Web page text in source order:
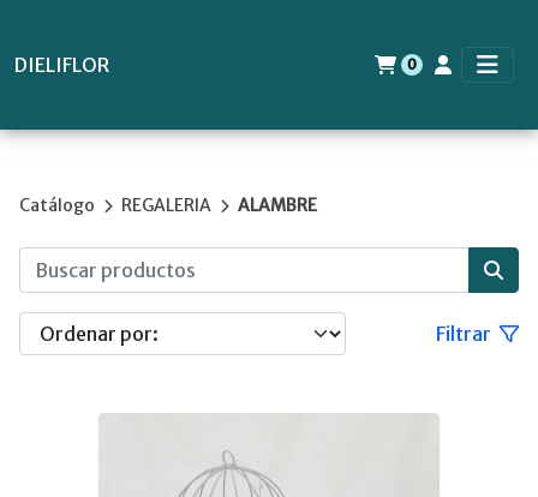
DIELIFLOR 0
Catálogo REGALERIA ALAMBRE
Filtrar